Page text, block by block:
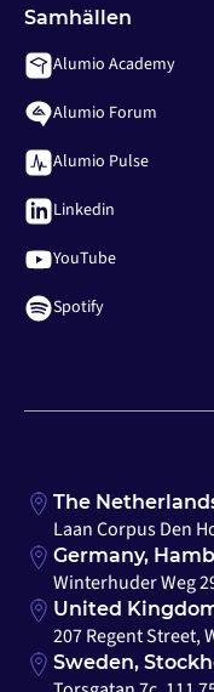
Samhällen
Alumio Academy
Alumio Forum
Alumio Pulse
Linkedin
YouTube
Spotify
The
Laan Corpus Den
Germany,
Winterhuder Weg
United
207 Regent Street,
Sweden,